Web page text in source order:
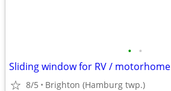
• •
Sliding window for RV / motorhome
8/5 Brighton (Hamburg twp.)